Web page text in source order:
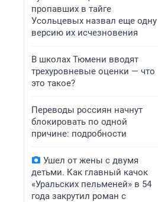
пропавших в тайге
Усольцевых назвал еще одну
версию их исчезновения
В школах Тюмени вводят
трехуровневые оценки — что
это такое?
Переводы россиян начнут
блокировать по одной
причине: подробности
Ушел от жены с двумя
детьми. Как главный качок
«Уральских пельменей» в 54
года закрутил роман с